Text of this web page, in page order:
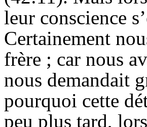
leur conscience
Certainement
frère ; car nous
nous demandait
pourquoi cette
peu plus tard,